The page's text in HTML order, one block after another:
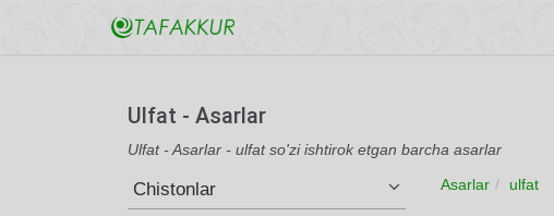
Ulfat - Asarlar
Ulfat - Asarlar - ulfat so'zi ishtirok etgan barcha asarlar
Chistonlar
Asarlar ulfat